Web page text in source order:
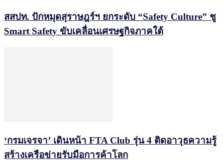
สสปท. ปักหมุดสุราษฎร์ฯ ยกระดับ “Safety Culture” ชู
Smart Safety ขับเคลื่อนเศรษฐกิจภาคใต้
‘กรมเจรจา’ เดินหน้า FTA Club รุ่น 4 ติดอาวุธความรู้
สร้างเครือข่ายรับมือการค้าโลก